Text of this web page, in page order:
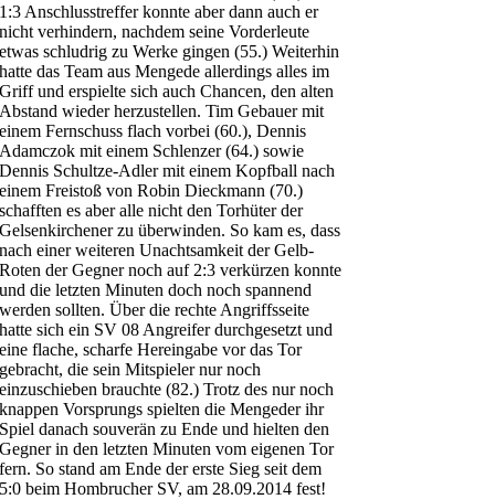
1:3 Anschlusstreffer konnte aber dann auch er
nicht verhindern, nachdem seine Vorderleute
etwas schludrig zu Werke gingen (55.) Weiterhin
hatte das Team aus Mengede allerdings alles im
Griff und erspielte sich auch Chancen, den alten
Abstand wieder herzustellen. Tim Gebauer mit
einem Fernschuss flach vorbei (60.), Dennis
Adamczok mit einem Schlenzer (64.) sowie
Dennis Schultze-Adler mit einem Kopfball nach
einem Freistoß von Robin Dieckmann (70.)
schafften es aber alle nicht den Torhüter der
Gelsenkirchener zu überwinden. So kam es, dass
nach einer weiteren Unachtsamkeit der Gelb-
Roten der Gegner noch auf 2:3 verkürzen konnte
und die letzten Minuten doch noch spannend
werden sollten. Über die rechte Angriffsseite
hatte sich ein SV 08 Angreifer durchgesetzt und
eine flache, scharfe Hereingabe vor das Tor
gebracht, die sein Mitspieler nur noch
einzuschieben brauchte (82.) Trotz des nur noch
knappen Vorsprungs spielten die Mengeder ihr
Spiel danach souverän zu Ende und hielten den
Gegner in den letzten Minuten vom eigenen Tor
fern. So stand am Ende der erste Sieg seit dem
5:0 beim Hombrucher SV, am 28.09.2014 fest!